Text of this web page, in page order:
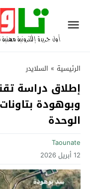
الرئيسية » السلايدر
إطلاق دراسة
وبوهودة
الوحدة
Taounate
12 أبريل 2026